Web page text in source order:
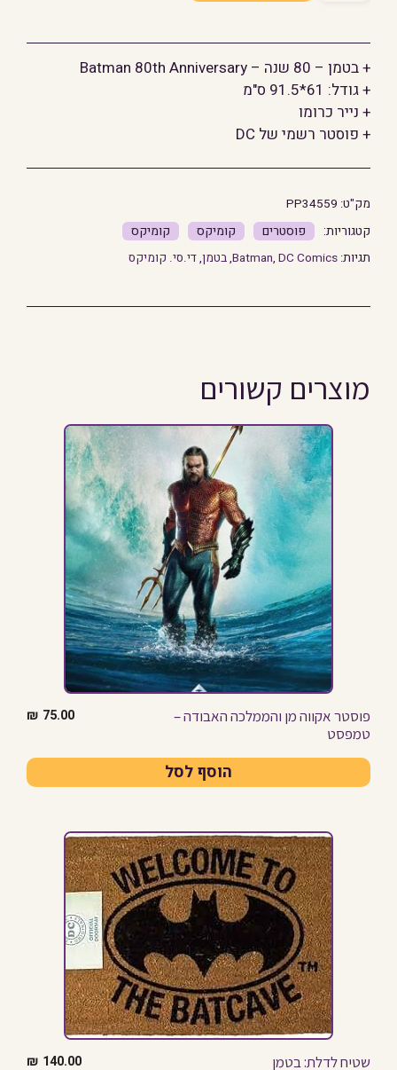
-
80
שנה
+ בטמן – 80 שנה – Batman 80th Anniversary
+ גודל: 61*91.5 ס"מ
+ נייר כרומו
+ פוסטר רשמי של DC
מק"ט: PP34559
פוסטרים קומיקס קומיקס
תגיות: Batman, DC Comics
,בטמן,די.סי. קומיקס
מוצרים קשורים
פוסטר אקווה מן והממלכה האבודה –
טמפסט
75.00
₪
הוסף לסל
שטיח לדלת: בטמן 140.00
₪